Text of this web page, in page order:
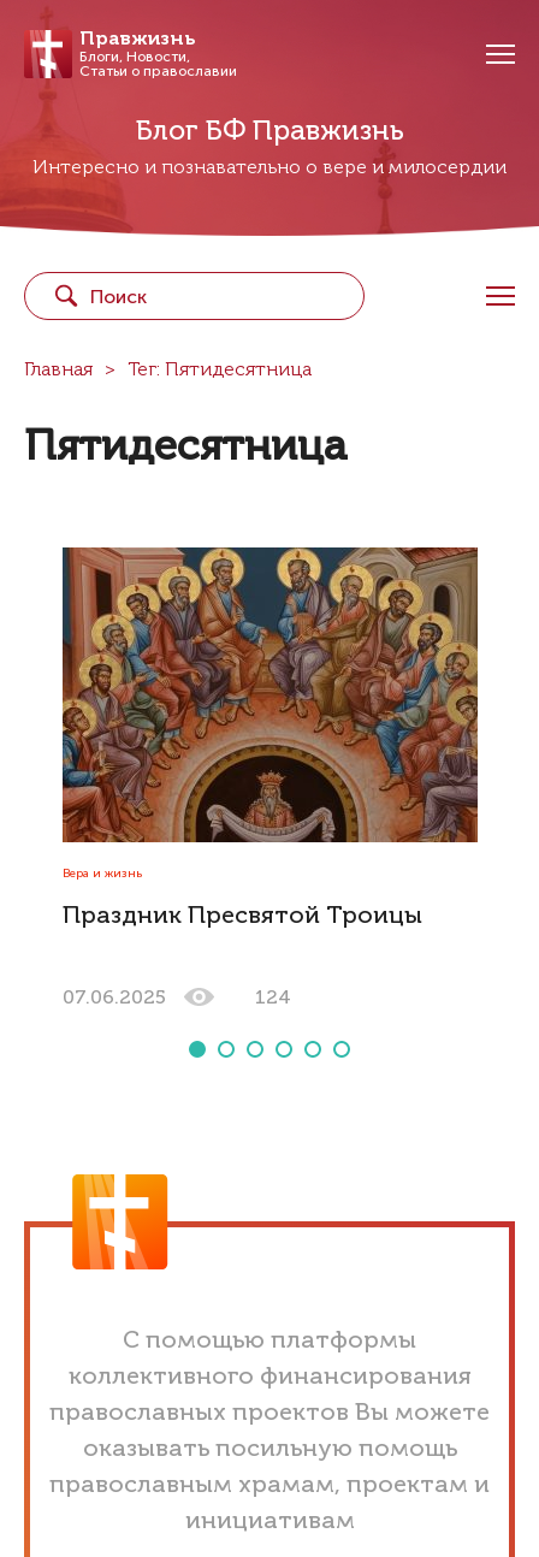
Правжизнь
Блоги, Новости,
Статьи о православии
Блог БФ Правжизнь
Интересно и познавательно о вере и милосердии
Главная Тег: Пятидесятница
Пятидесятница
Вера и жизнь
Праздник Пресвятой Троицы
07.06.2025 124
С помощью платформы
коллективного финансирования
православных проектов Вы можете
оказывать посильную помощь
православным храмам, проектам и
инициативам